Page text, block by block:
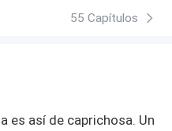
55 Capítulos
es así de caprichosa. Un